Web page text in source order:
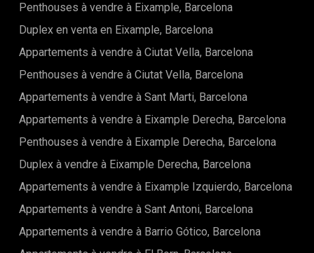
cafés branchés. Vous y trouverez une grande variété de
rencontre populaires, parfaits pour s'immerger dans la vie
locale.Le quartier est aussi un lieu de vie pratique, grâce à sa
proximité des transports publics, notamment des stations
de métro et de bus, vous permettant de vous déplacer
l'emblématique Passeig de Gràcia, où se trouvent certaines
des œuvres architecturales les plus remarquables de la ville,
telles que la Casa Batlló et la Casa Milà de Gaudí.Enfin, grâce
à son atmosphère élégante et sa proximité avec le centre
les plus prisés pour ceux qui cherchent à investir dans un
bien immobilier au cœur de la capitale catalane. Cet
appartement à Carrer de Roger de Llúria est idéalement
situé pour profiter pleinement de la ville, tout en bénéficiant
Penthouses à vendre à Eixample, Barcelona
Duplex en venta en Eixample, Barcelona
Appartements à vendre à Ciutat Vella, Barcelona
Penthouses à vendre à Ciutat Vella, Barcelona
Appartements à vendre à Sant Marti, Barcelona
Appartements à vendre à Eixample Derecha, Barcelona
Penthouses à vendre à Eixample Derecha, Barcelona
Duplex à vendre à Eixample Derecha, Barcelona
Appartements à vendre à Eixample Izquierdo, Barcelona
Appartements à vendre à Sant Antoni, Barcelona
Appartements à vendre à Barrio Gótico, Barcelona